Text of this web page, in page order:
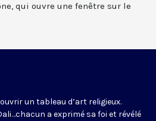
qui ouvre une fenêtre sur le
un tableau d’art religieux.
a exprimé sa foi et révélé